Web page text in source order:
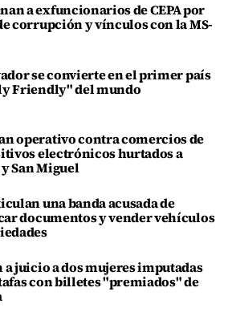
a exfuncionarios de CEPA por
corrupción y vínculos con la MS-
se convierte en el primer país
Friendly" del mundo
operativo contra comercios de
electrónicos hurtados a
San Miguel
una banda acusada de
documentos y vender vehículos
a juicio a dos mujeres imputadas
con billetes "premiados" de